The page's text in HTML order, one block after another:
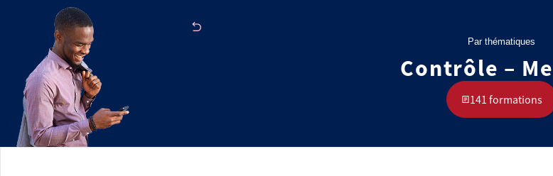
Par thématiques
Contrôle –
141 formations